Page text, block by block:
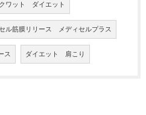
ワット ダイエット
ル筋膜リリース メディセルプラス
ス ダイエット 肩こり